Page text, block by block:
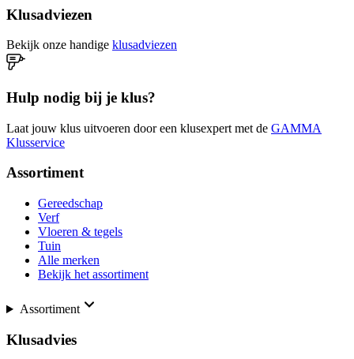
Klusadviezen
Bekijk onze handige klusadviezen
Hulp nodig bij je klus?
Laat jouw klus uitvoeren door een klusexpert met de GAMMA
Klusservice
Assortiment
Gereedschap
Verf
Vloeren & tegels
Tuin
Alle merken
Bekijk het assortiment
Assortiment
Klusadvies